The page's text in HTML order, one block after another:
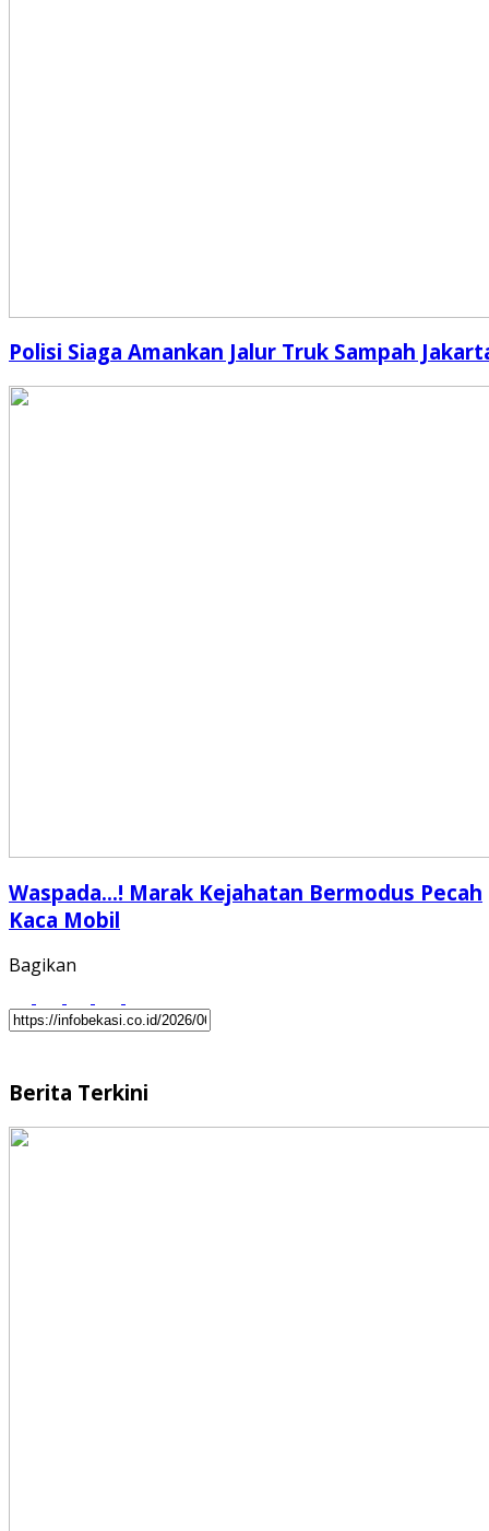
Polisi Siaga Amankan Jalur Truk Sampah
Waspada…! Marak Kejahatan Bermodus Pecah
Kaca Mobil
Bagikan
Berita Terkini